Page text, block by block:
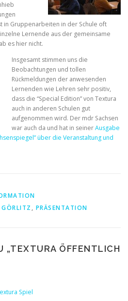
in Gruppenarbeiten in der Schule oft
Lernende aus der gemeinsame
es hier nicht.
Insgesamt stimmen uns die
Beobachtungen und tollen
Rückmeldungen der anwesenden
Lernenden wie Lehren sehr positiv,
dass die “Special Edition” von Textura
auch in anderen Schulen gut
aufgenommen wird. Der mdr Sachsen
war auch da und hat in seinerAusgabe
über die Veranstaltung und
GÖRLITZ , PRÄSENTATION
„TEXTURA ÖFFENTLICH
Spiel